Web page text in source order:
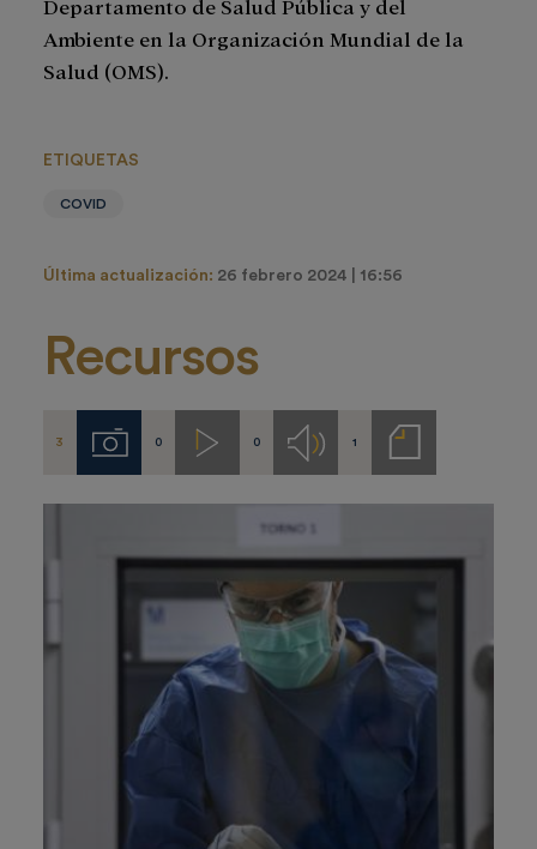
Departamento de Salud Pública y del
Ambiente en la Organización Mundial de la
Salud (OMS).
ETIQUETAS
COVID
Última actualización: 26 febrero 2024 | 16:56
Recursos
3 Imágenes
0 Videos
0 Audios1
Notas
de
prensa